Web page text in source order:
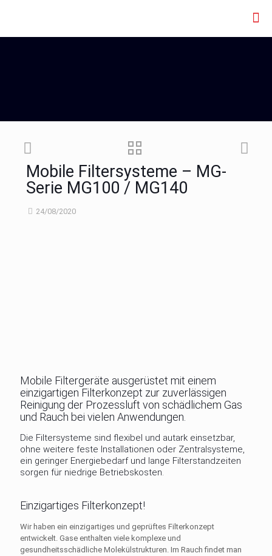
Mobile Filtersysteme – MG-
Serie MG100 / MG140
24/08/2020
Mobile Filtergeräte ausgerüstet mit einem
einzigartigen Filterkonzept zur zuverlässigen
Reinigung der Prozessluft von schädlichem Gas
und Rauch bei vielen Anwendungen.
Die Filtersysteme sind flexibel und autark einsetzbar,
ohne weitere feste Installationen oder Zentralsysteme,
ein geringer Energiebedarf und lange Filterstandzeiten
sorgen für niedrige Betriebskosten.
Einzigartiges Filterkonzept!
Wir haben ein einzigartiges und geprüftes Filterkonzept
entwickelt. Gase enthalten viele komplexe und
gesundheitsschädliche Molekülstrukturen. Im Rauch findet man